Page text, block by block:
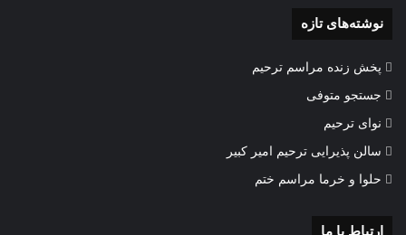
نوشته‌های تازه
پخش زنده مراسم ترحیم
جستجو متوفی
نوای ترحیم
سالن پذیرایی ترحیم امیر کبیر
حلوا و خرما مراسم ختم
ارتباط با ما